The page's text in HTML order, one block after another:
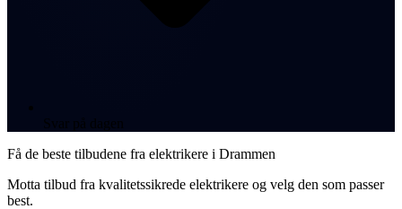
Få de beste tilbudene fra elektrikere i Drammen
Motta tilbud fra kvalitetssikrede elektrikere og velg den som passer
best.